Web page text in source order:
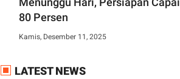
80 Persen
Kamis, Desember 11, 2025
LATEST NEWS